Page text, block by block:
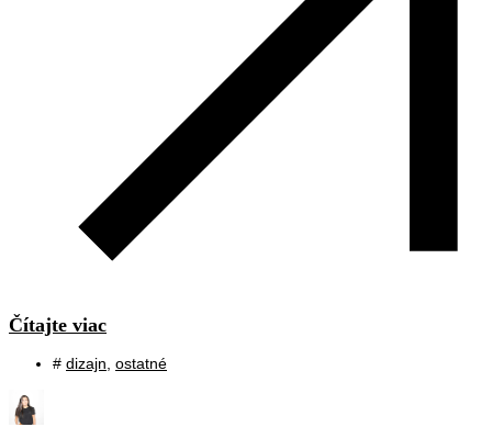
Čítajte viac
# dizajn ostatné